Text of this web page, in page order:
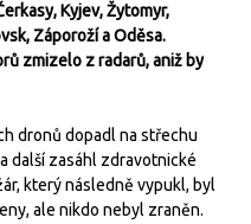
Kyjev, Žytomyr,
Záporoží a Oděsa.
zmizelo z radarů, aniž by
dronů dopadl na střechu
další zasáhl zdravotnické
který následně vypukl, byl
ale nikdo nebyl zraněn.